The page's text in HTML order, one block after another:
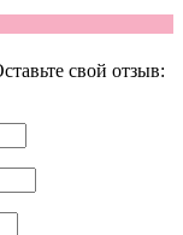
свой отзыв: